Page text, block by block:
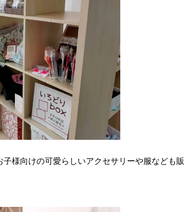
様向けの可愛らしいアクセサリーや服なども販